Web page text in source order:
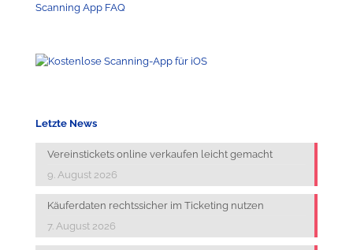
Scanning App FAQ
Letzte News
Vereinstickets online verkaufen leicht gemacht
9. August 2026
Käuferdaten rechtssicher im Ticketing nutzen
7. August 2026